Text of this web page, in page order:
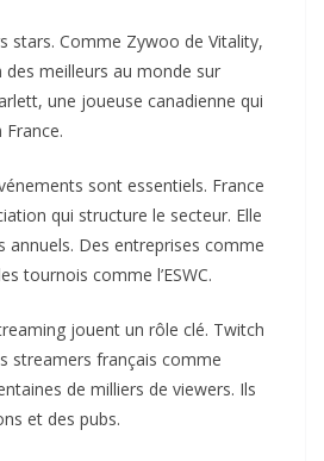
stars. Comme Zywoo de Vitality,
des meilleurs au monde sur
une joueuse canadienne qui
sont essentiels. France
qui structure le secteur. Elle
annuels. Des entreprises comme
tournois comme l’ESWC.
jouent un rôle clé. Twitch
streamers français comme
de milliers de viewers. Ils
et des pubs.